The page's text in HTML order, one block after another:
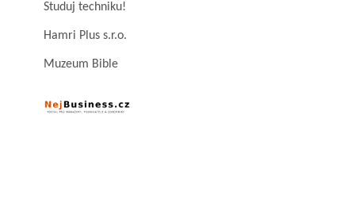
Studuj techniku!
Hamri Plus s.r.o.
Muzeum Bible